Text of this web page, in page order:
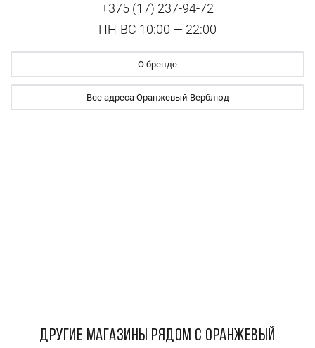
+375 (17) 237-94-72
ПН-ВС 10:00 — 22:00
О бренде
Все адреса Оранжевый Верблюд
ДРУГИЕ МАГАЗИНЫ РЯДОМ С Оранжевый